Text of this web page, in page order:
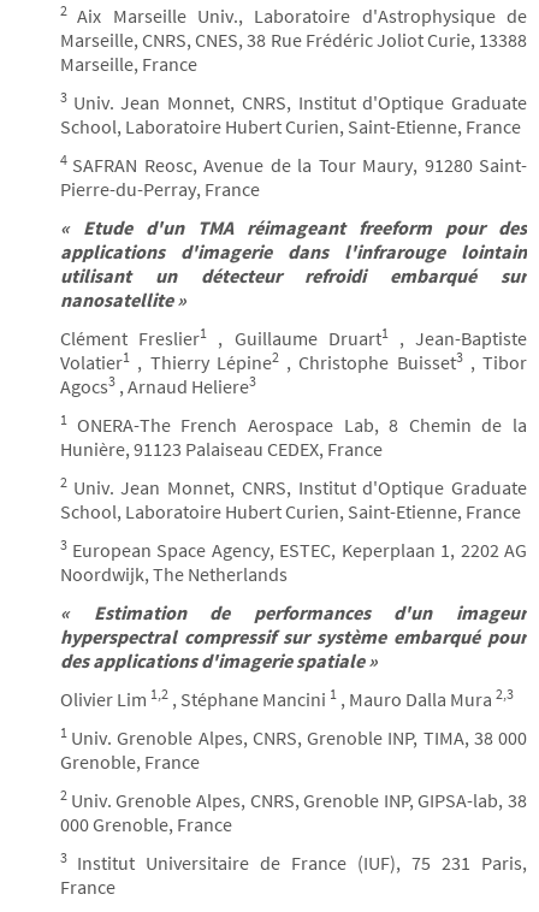
2 Aix Marseille Univ., Laboratoire d'Astrophysique de
Marseille, CNRS, CNES, 38 Rue Frédéric Joliot Curie, 13388
Marseille, France
3 Univ. Jean Monnet, CNRS, Institut d'Optique Graduate
School, Laboratoire Hubert Curien, Saint-Etienne, France
4 SAFRAN Reosc, Avenue de la Tour Maury, 91280 Saint-
Pierre-du-Perray, France
« Etude d'un TMA réimageant freeform pour des
applications d'imagerie dans l'infrarouge lointain
utilisant un détecteur refroidi embarqué sur
nanosatellite »
Clément Freslier1 , Guillaume Druart1, Jean-Baptiste
Volatier1 , Thierry Lépine2, Christophe Buisset3, Tibor
Agocs3 , Arnaud Heliere3
1 ONERA-The French Aerospace Lab, 8 Chemin de la
Hunière, 91123 Palaiseau CEDEX, France
2 Univ. Jean Monnet, CNRS, Institut d'Optique Graduate
School, Laboratoire Hubert Curien, Saint-Etienne, France
3 European Space Agency, ESTEC, Keperplaan 1, 2202 AG
Noordwijk, The Netherlands
« Estimation de performances d'un imageur
hyperspectral compressif sur système embarqué pour
des applications d'imagerie spatiale »
Olivier Lim 1,2 , Stéphane Mancini 1 , Mauro Dalla Mura 2,3
1 Univ. Grenoble Alpes, CNRS, Grenoble INP, TIMA, 38 000
Grenoble, France
2 Univ. Grenoble Alpes, CNRS, Grenoble INP, GIPSA-lab, 38
000 Grenoble, France
3 Institut Universitaire de France (IUF), 75 231 Paris,
France